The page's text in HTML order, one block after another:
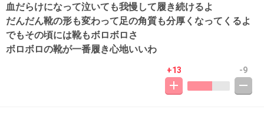
血だらけになって泣いても我慢して履き続けるよ
だんだん靴の形も変わって足の角質も分厚くなってくるよ
でもその頃には靴もボロボロさ
ボロボロの靴が一番履き心地いいわ
+13 -9